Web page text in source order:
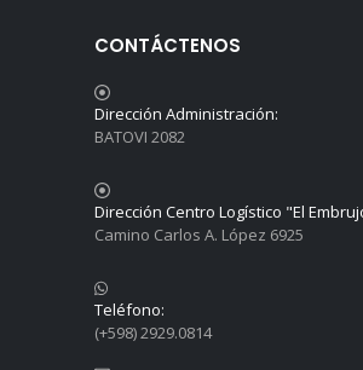
CONTÁCTENOS
Dirección Administración:
BATOVI 2082
Dirección Centro Logístico "El
Camino Carlos A. López 6925
Teléfono:
(+598) 2929.0814